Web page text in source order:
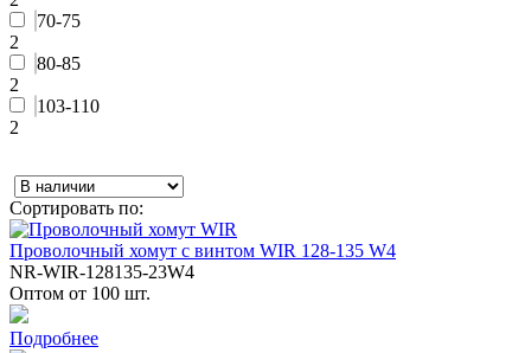
70-75
2
80-85
2
103-110
2
Сортировать по:
Проволочный хомут с винтом WIR 128-135 W4
NR-WIR-128135-23W4
Оптом от 100 шт.
Подробнее